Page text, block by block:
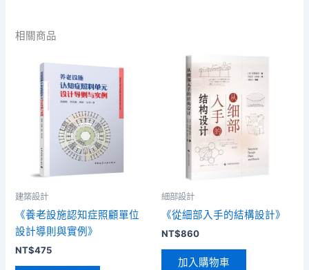
相關商品
建築設計
《養老設施認知症照顧單位
設計導則與實例》
NT$475
細部設計
《從細部入手的結構設計》
NT$860
加入購物車